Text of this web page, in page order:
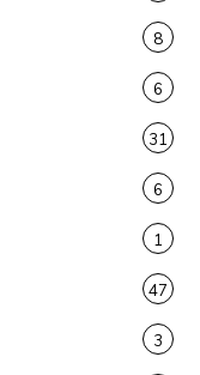
8
6
31
6
1
47
3